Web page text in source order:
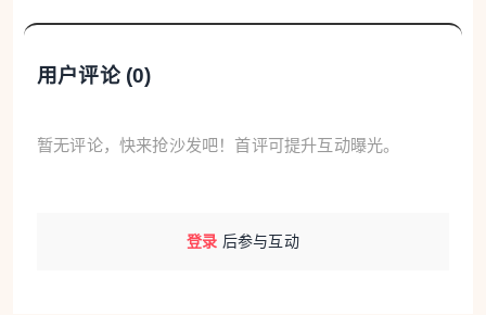
它的优势依旧很明确：
16日计算，年底计入本金。也正因为如此，就算 8
用户评论 (0)
暂无评论，快来抢沙发吧！首评可提升互动曝光。
登录 后参与互动